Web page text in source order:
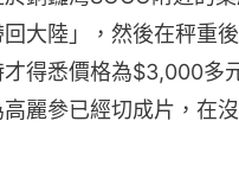
大陸」，然後在秤重
得悉價格為$3,000多
麗參已經切成片，在